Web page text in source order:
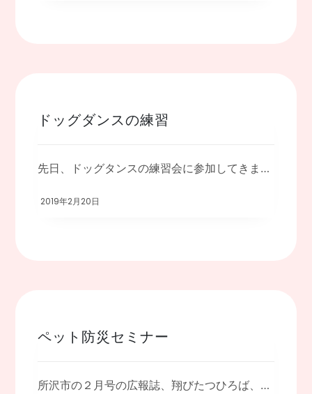
ドッグダンスの練習
先日、ドッグタンスの練習会に参加してきました。 前回の復習から始まり、新しいトリック […]
2019年2月20日
ペット防災セミナー
所沢市の２月号の広報誌、翔びたつひろば、にも掲載しましたが、 ペット防災と愛犬との暮 […]